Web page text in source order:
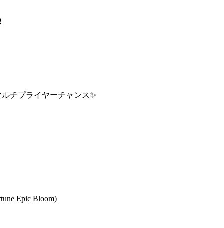
❗
チプライヤーチャンス✨
Epic Bloom)